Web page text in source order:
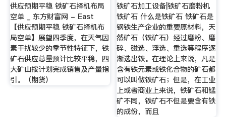
供应预期平稳 铁矿石择机布局
空单 _ 东方财富网 - East
【供应预期平稳 铁矿石择机布
局空单】展望四季度，在天气因
素干扰较少的季节性特征下，铁
矿石供应总量预计比较平稳，四
大矿山按计划完成销售及产量指
引。（期货）
铁矿石加工设备|铁矿石磨粉机
铁矿石 什么是铁矿石 铁矿石是
钢铁生产企业的重要原材料，天
然矿石（铁矿石）经过磨粉、磨
碎、磁选、浮选、重选等程序逐
渐选出铁。在理论上来说，凡是
含有铁元素或铁化合物的矿石都
可以叫做铁矿石；但是，在工业
上或者商业上来说，铁矿石和锰
矿不同，铁矿石不但是要含有铁
的成份，而且